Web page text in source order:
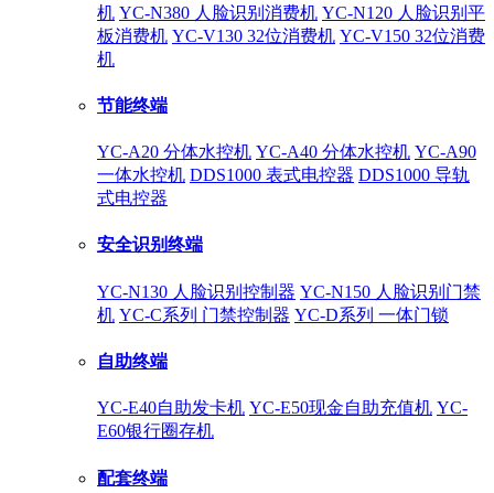
机 YC-N380 人脸识别消费机 YC-N120 人脸识别平
板消费机 YC-V130 32位消费机 YC-V150 32位消费
机
节能终端
YC-A20 分体水控机 YC-A40 分体水控机 YC-A90
一体水控机 DDS1000 表式电控器 DDS1000 导轨
式电控器
安全识别终端
YC-N130 人脸识别控制器 YC-N150 人脸识别门禁
机 YC-C系列 门禁控制器 YC-D系列 一体门锁
自助终端
YC-E40自助发卡机 YC-E50现金自助充值机 YC-
E60银行圈存机
配套终端